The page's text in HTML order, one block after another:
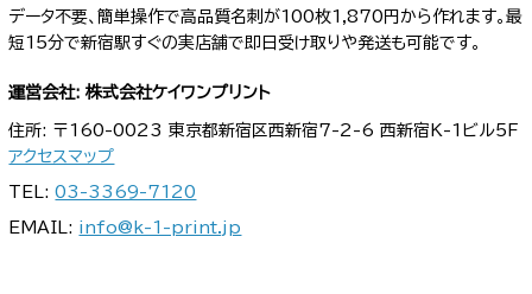
データ不要、簡単操作で高品質名刺が100枚1,870円から作れます。最
短15分で新宿駅すぐの実店舗で即日受け取りや発送も可能です。
運営会社: 株式会社ケイワンプリント
住所: 〒160-0023 東京都新宿区西新宿7-2-6 西新宿K-1ビル5F
アクセスマップ
TEL:03-3369-7120
EMAIL: info@k-1-print.jp